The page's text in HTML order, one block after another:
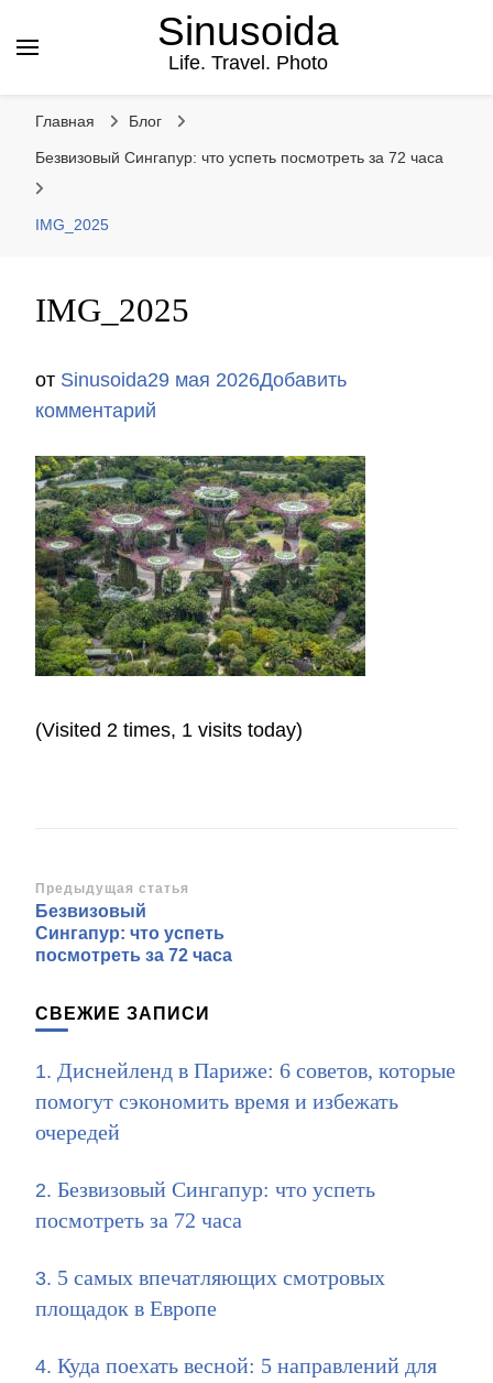
Sinusoida
Life. Travel. Photo
Главная Блог
Безвизовый Сингапур: что успеть посмотреть за 72 часа
IMG_2025
IMG_2025
от Sinusoida29 мая 2026Добавить
комментарий
IMG_2025
(Visited 2 times, 1 visits today)
Навигация
по
записям
Предыдущая статья
Безвизовый
Сингапур: что успеть
посмотреть за 72 часа
СВЕЖИЕ ЗАПИСИ
Диснейленд в Париже: 6 советов, которые
помогут сэкономить время и избежать
очередей
Безвизовый Сингапур: что успеть
посмотреть за 72 часа
5 самых впечатляющих смотровых
площадок в Европе
Куда поехать весной: 5 направлений для